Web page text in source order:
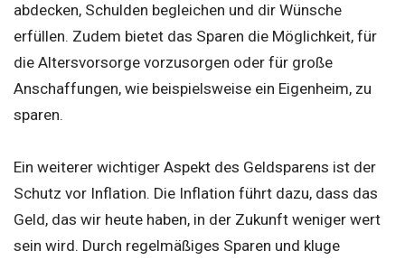
abdecken, Schulden begleichen und dir Wünsche
erfüllen. Zudem bietet das Sparen die Möglichkeit, für
die Altersvorsorge vorzusorgen oder für große
Anschaffungen, wie beispielsweise ein Eigenheim, zu
sparen.
Ein weiterer wichtiger Aspekt des Geldsparens ist der
Schutz vor Inflation. Die Inflation führt dazu, dass das
Geld, das wir heute haben, in der Zukunft weniger wert
sein wird. Durch regelmäßiges Sparen und kluge